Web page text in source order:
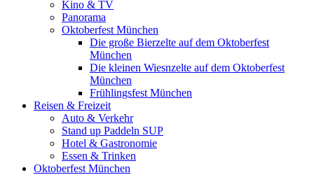
Kino & TV
Panorama
Oktoberfest München
Die große Bierzelte auf dem Oktoberfest
München
Die kleinen Wiesnzelte auf dem Oktoberfest
München
Frühlingsfest München
Reisen & Freizeit
Auto & Verkehr
Stand up Paddeln SUP
Hotel & Gastronomie
Essen & Trinken
Oktoberfest München